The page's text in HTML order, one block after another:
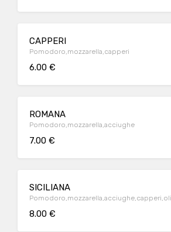
CAPPERI
Pomodoro,mozzarella,capperi
6.00 €
ROMANA
Pomodoro,mozzarella,acciughe
7.00 €
SICILIANA
8.00 €